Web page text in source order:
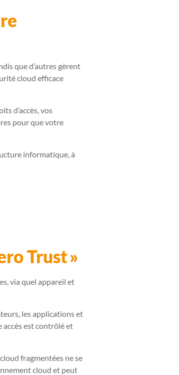
que d’autres gèrent
cloud efficace
d’accès, vos
pour que votre
informatique, à
Trust »
via quel appareil et
les applications et
accès est contrôlé et
fragmentées ne se
cloud et peut